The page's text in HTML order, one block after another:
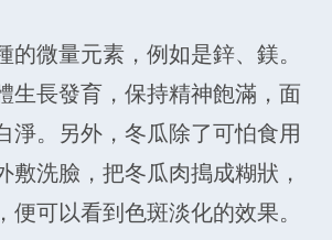
的微量元素，例如是鋅、鎂。
生長發育，保持精神飽滿，面
淨。另外，冬瓜除了可怕食用
敷洗臉，把冬瓜肉搗成糊狀，
便可以看到色斑淡化的效果。